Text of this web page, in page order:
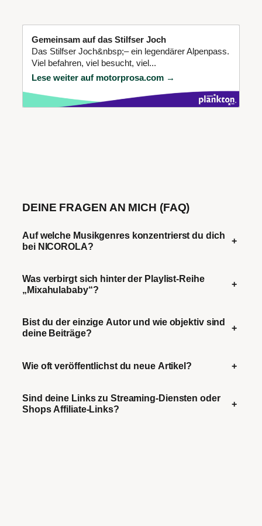
Gemeinsam auf das Stilfser Joch
Das Stilfser Joch&nbsp;– ein legendärer Alpenpass.
Viel befahren, viel besucht, viel...
Lese weiter auf motorprosa.com →
DEINE FRAGEN AN MICH (FAQ)
Auf welche Musikgenres konzentrierst du dich
bei NICOROLA?
+
Was verbirgt sich hinter der Playlist-Reihe
„Mixahulababy“?
+
Bist du der einzige Autor und wie objektiv sind
deine Beiträge?
+
Wie oft veröffentlichst du neue Artikel? +
Sind deine Links zu Streaming-Diensten oder
Shops Affiliate-Links?
+